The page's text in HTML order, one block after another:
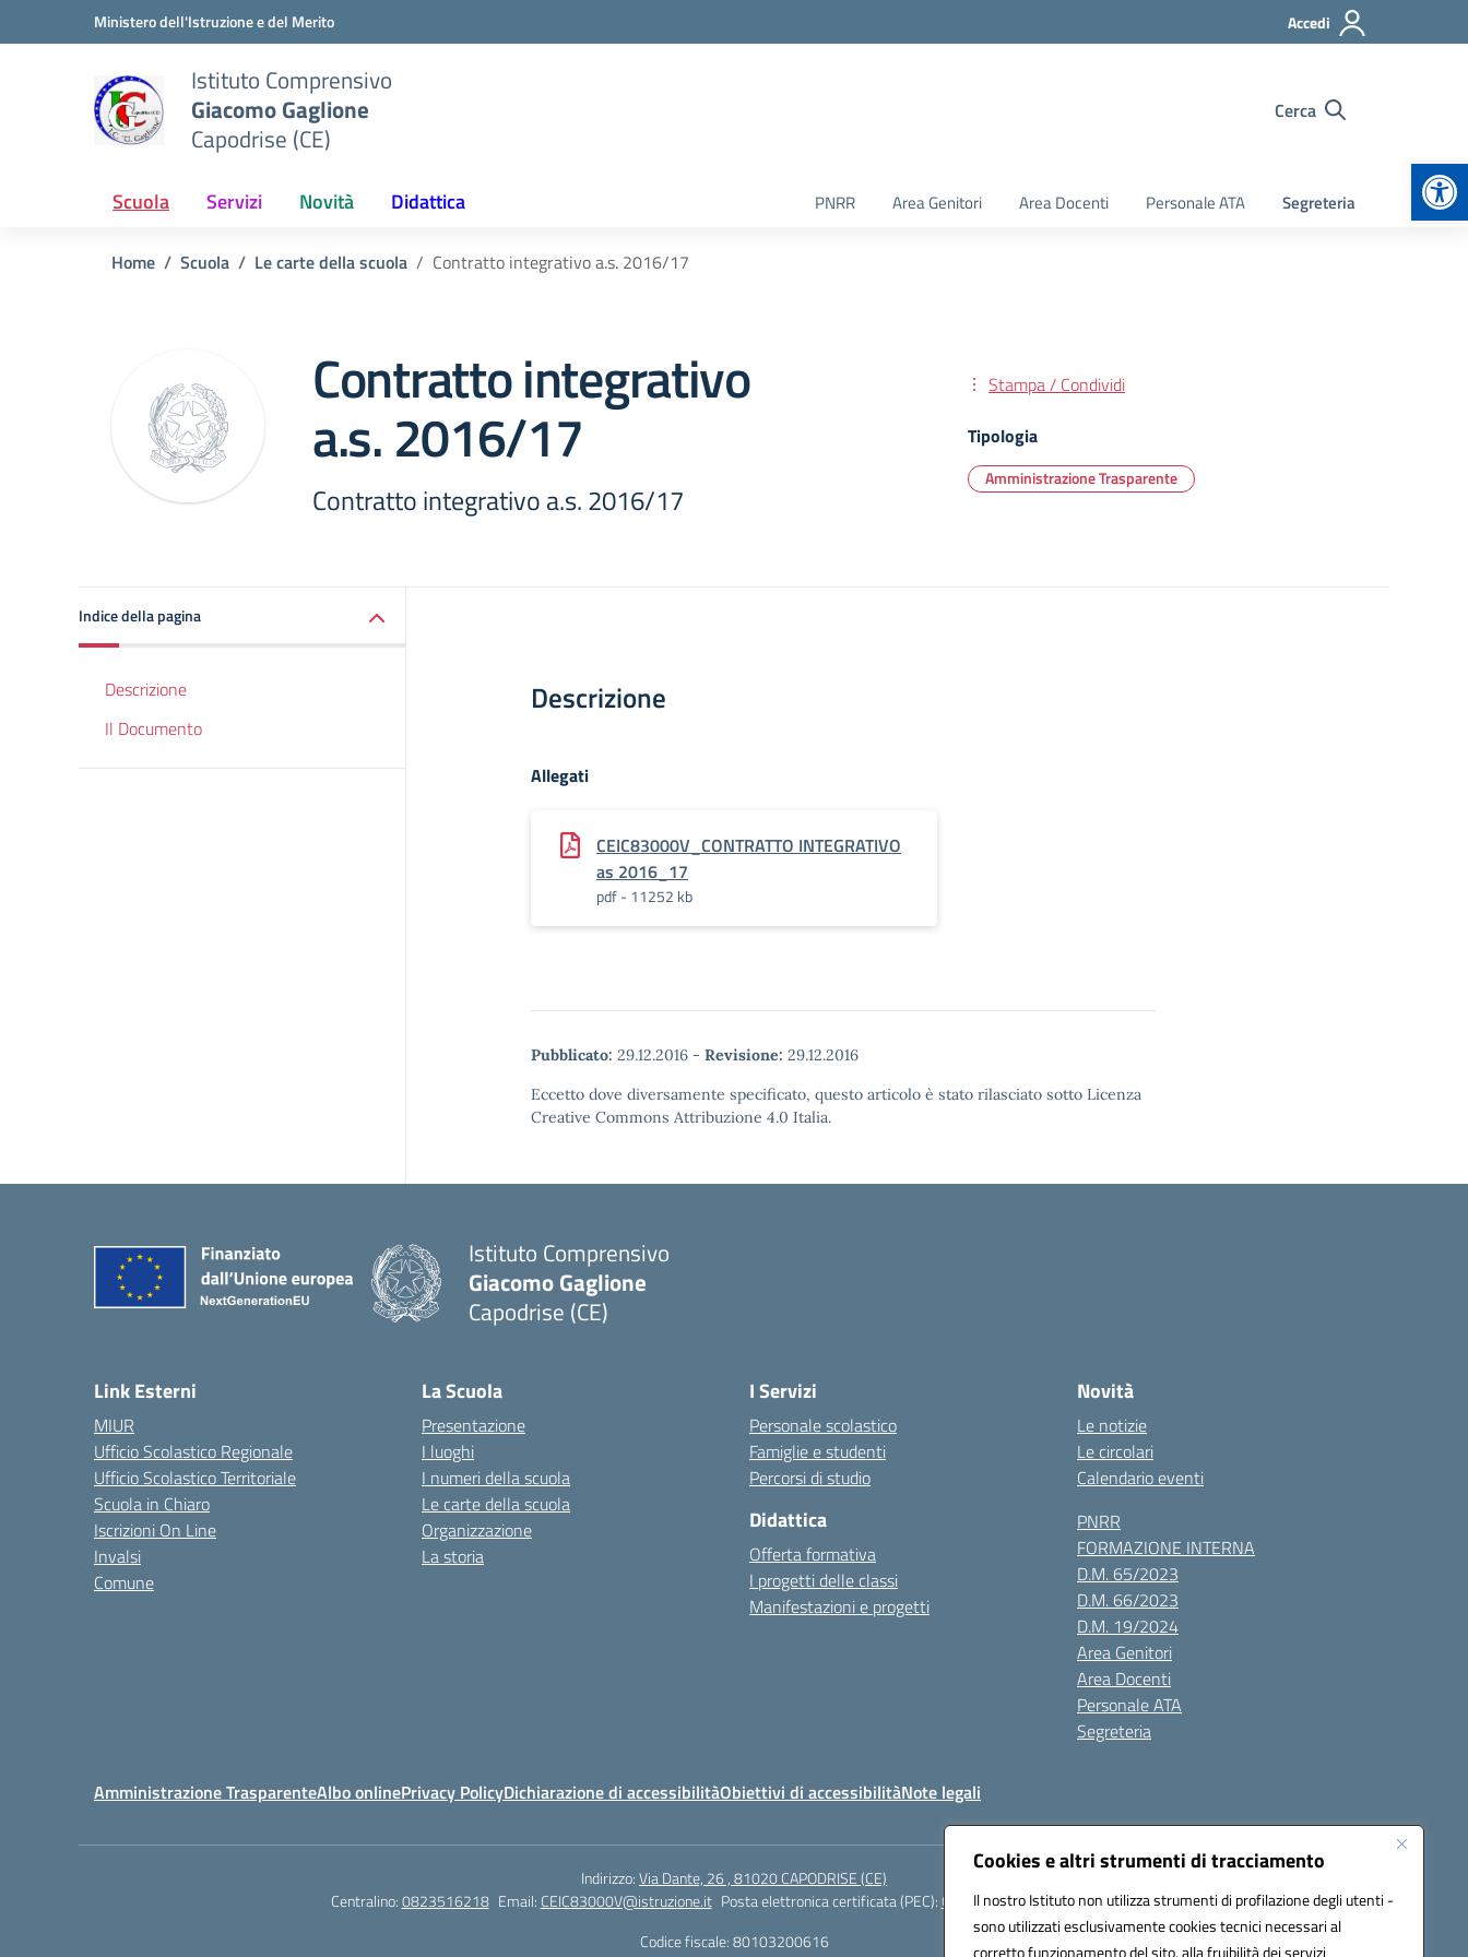
Cookies e altri strumenti di tracciamento
Il nostro Istituto non utilizza strumenti di profilazione degli utenti -
sono utilizzati esclusivamente cookies tecnici necessari al
corretto funzionamento del sito, alla fruibilità dei servizi
Vai ai contenuti
Vai al menu di navigazioneMinistero dell'Istruzione e del Merito Accedi
Istituto Comprensivo
Giacomo Gaglione
Capodrise (CE)
Cerca
Scuola Servizi Novità Didattica PNRR Area Genitori Area Docenti Personale ATA Segreteria
Home Scuola Le carte della scuola Contratto integrativo a.s. 2016/17
Contratto integrativo
a.s. 2016/17
Contratto integrativo a.s. 2016/17
Stampa / Condividi
Tipologia
Amministrazione Trasparente
Indice della pagina
Descrizione
Il Documento
Descrizione
Allegati
CEIC83000V_CONTRATTO INTEGRATIVO
as 2016_17
pdf - 11252 kb
Pubblicato: 29.12.2016 - Revisione: 29.12.2016
Eccetto dove diversamente specificato, questo articolo è stato rilasciato sotto Licenza
Creative Commons Attribuzione 4.0 Italia.
Istituto Comprensivo
Giacomo Gaglione
Capodrise (CE)
Link Esterni
MIUR
Ufficio Scolastico Regionale
Ufficio Scolastico Territoriale
Scuola in Chiaro
Iscrizioni On Line
Invalsi
Comune
La Scuola
Presentazione
I luoghi
I numeri della scuola
Le carte della scuola
Organizzazione
La storia
I Servizi
Personale scolastico
Famiglie e studenti
Percorsi di studio
Didattica
Offerta formativa
I progetti delle classi
Manifestazioni e progetti
Novità
Le notizie
Le circolari
Calendario eventi
PNRR
FORMAZIONE INTERNA
D.M. 65/2023
D.M. 66/2023
D.M. 19/2024
Area Genitori
Area Docenti
Personale ATA
Segreteria
Amministrazione TrasparenteAlbo onlinePrivacy PolicyDichiarazione di accessibilitàObiettivi di accessibilitàNote legali
Indirizzo:Via Dante, 26 , 81020 CAPODRISE (CE)
Centralino:0823516218 Email: CEIC83000V@istruzione.it Posta elettronica certificata (PEC): CEIC83000V@pec.istruzione.it
Codice fiscale: 80103200616